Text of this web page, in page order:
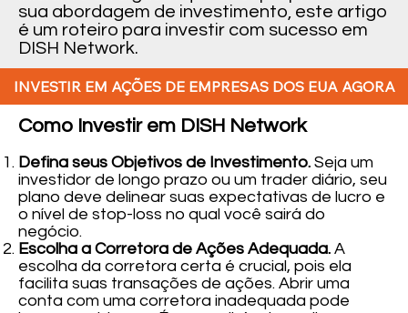
sua abordagem de investimento, este artigo
é um roteiro para investir com sucesso em
DISH Network.
Como Investir em DISH Network
Defina seus Objetivos de Investimento.Seja um
investidor de longo prazo ou um trader diário, seu
plano deve delinear suas expectativas de lucro e
o nível de stop-loss no qual você sairá do
negócio.
Escolha a Corretora de Ações Adequada.A
escolha da corretora certa é crucial, pois ela
facilita suas transações de ações. Abrir uma
conta com uma corretora inadequada pode
INVESTIR EM AÇÕES DE EMPRESAS DOS EUA AGORA